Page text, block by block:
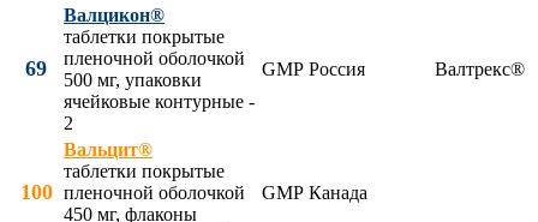
69
Валцикон®
таблетки покрытые
пленочной оболочкой
500 мг, упаковки
ячейковые контурные -
2
GMP Россия Валтрекс®
100
Вальцит®
таблетки покрытые
пленочной оболочкой
450 мг, флаконы
GMP Канада